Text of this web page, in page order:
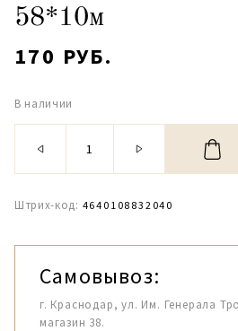
58*10м
170 РУБ.
В наличии
Штрих-код: 4640108832040
Самовывоз:
г. Краснодар, ул. Им. Генерала
магазин 38.